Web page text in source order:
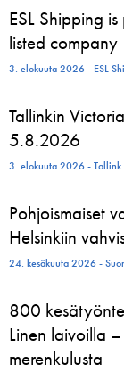
ESL Shipping
listed company
3. elokuuta 2026 - ESL
Tallinkin
5.8.2026
3. elokuuta 2026 -
Pohjoismaiset
Helsinkiin
24. kesäkuuta 2026 -
800
Linen laivoilla
merenkulusta